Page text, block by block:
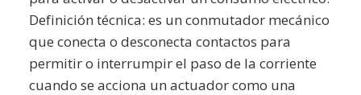
Definición técnica: es un conmutador mecánico
que conecta o desconecta contactos para
permitir o interrumpir el paso de la corriente
cuando se acciona un actuador como una